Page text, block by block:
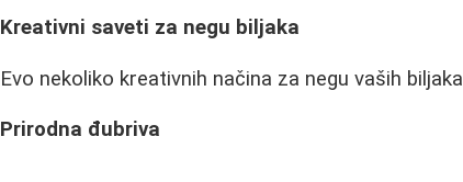
Kreativni saveti za negu biljaka
Evo nekoliko kreativnih načina za negu vaših
Prirodna đubriva